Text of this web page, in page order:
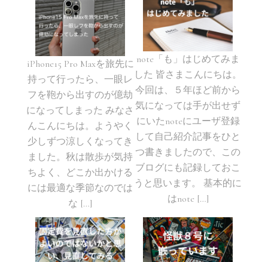
iPhone15 Pro Maxを旅先に
持って行ったら、一眼レ
フを鞄から出すのが億劫
になってしまった みなさ
んこんにちは。ようやく
少しずつ涼しくなってき
ました。秋は散歩が気持
ちよく、どこか出かける
には最適な季節なのでは
な […]
note「も」はじめてみま
した 皆さまこんにちは。
今回は、５年ほど前から
気になっては手が出せず
にいたnoteにユーザ登録
して自己紹介記事をひと
つ書きましたので、この
ブログにも記録しておこ
うと思います。 基本的に
はnote […]